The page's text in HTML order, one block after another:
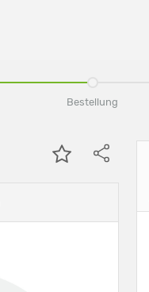
Bestellung